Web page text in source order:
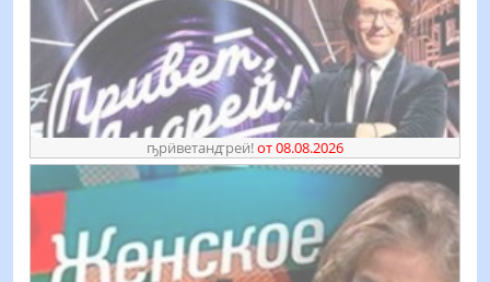
ҧрӥветанꙣреӥ!от 08.08.2026